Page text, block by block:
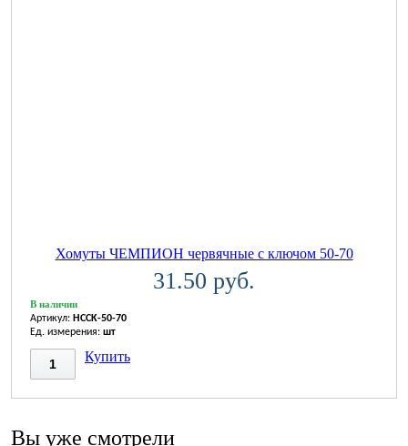
Хомуты ЧЕМПИОН червячные с ключом 50-70
31.50 руб.
В наличии
Артикул: HCCK-50-70
Ед. измерения: шт
Купить
Вы уже смотрели